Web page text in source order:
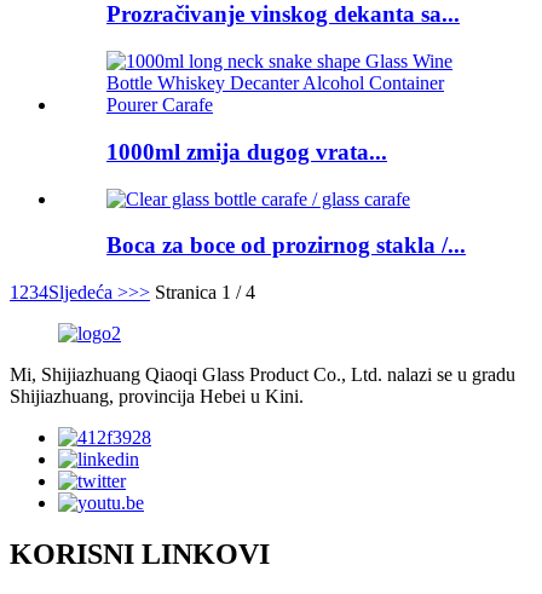
Prozračivanje vinskog dekanta sa...
1000ml zmija dugog vrata...
Boca za boce od prozirnog stakla /...
1 234Sljedeća >>> Stranica 1 / 4
Mi, Shijiazhuang Qiaoqi Glass Product Co., Ltd. nalazi se u gradu
Shijiazhuang, provincija Hebei u Kini.
KORISNI LINKOVI